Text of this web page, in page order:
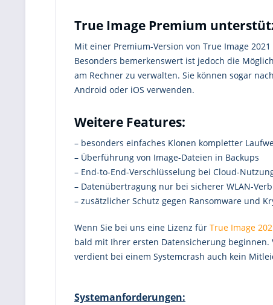
True Image Premium
Mit einer Premium-Version von True Image
Besonders bemerkenswert ist jedoch die
am Rechner zu verwalten. Sie können sogar
Android oder iOS verwenden.
Weitere Features:
– besonders einfaches Klonen kompletter
– Überführung von Image-Dateien in Backups
– End-to-End-Verschlüsselung bei Cloud-
– Datenübertragung nur bei sicherer WLAN-
– zusätzlicher Schutz gegen Ransomware und
Wenn Sie bei uns eine Lizenz für True Image
bald mit Ihrer ersten Datensicherung beginnen.
verdient bei einem Systemcrash auch kein
Systemanforderungen: